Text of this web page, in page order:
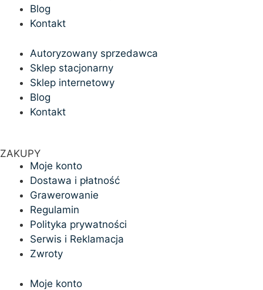
Blog
Kontakt
Autoryzowany sprzedawca
Sklep stacjonarny
Sklep internetowy
Blog
Kontakt
ZAKUPY
Moje konto
Dostawa i płatność
Grawerowanie
Regulamin
Polityka prywatności
Serwis i Reklamacja
Zwroty
Moje konto